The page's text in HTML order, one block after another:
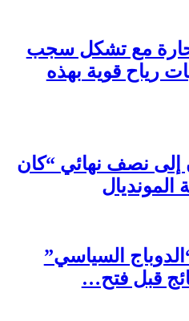
مع تشكل سجب
رياح قوية بهذه
إلى نصف نهائي “كان
السياسي”
قبل فتح…